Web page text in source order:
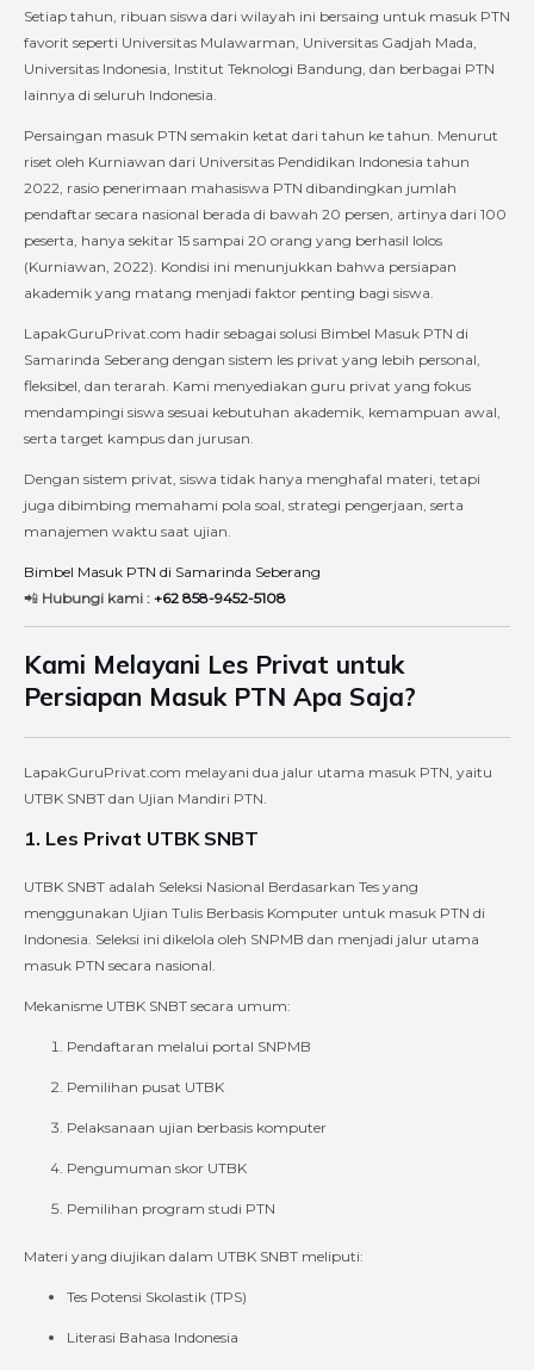
Setiap tahun, ribuan siswa dari wilayah ini bersaing untuk masuk PTN
favorit seperti Universitas Mulawarman, Universitas Gadjah Mada,
Universitas Indonesia, Institut Teknologi Bandung, dan berbagai PTN
lainnya di seluruh Indonesia.
Persaingan masuk PTN semakin ketat dari tahun ke tahun. Menurut
riset oleh Kurniawan dari Universitas Pendidikan Indonesia tahun
2022, rasio penerimaan mahasiswa PTN dibandingkan jumlah
pendaftar secara nasional berada di bawah 20 persen, artinya dari 100
peserta, hanya sekitar 15 sampai 20 orang yang berhasil lolos
(Kurniawan, 2022). Kondisi ini menunjukkan bahwa persiapan
akademik yang matang menjadi faktor penting bagi siswa.
LapakGuruPrivat.com hadir sebagai solusi Bimbel Masuk PTN di
Samarinda Seberang dengan sistem les privat yang lebih personal,
fleksibel, dan terarah. Kami menyediakan guru privat yang fokus
mendampingi siswa sesuai kebutuhan akademik, kemampuan awal,
serta target kampus dan jurusan.
Dengan sistem privat, siswa tidak hanya menghafal materi, tetapi
juga dibimbing memahami pola soal, strategi pengerjaan, serta
manajemen waktu saat ujian.
Bimbel Masuk PTN di Samarinda Seberang
📲 Hubungi kami : +62 858-9452-5108
Kami Melayani Les Privat untuk
Persiapan Masuk PTN Apa Saja?
LapakGuruPrivat.com melayani dua jalur utama masuk PTN, yaitu
UTBK SNBT dan Ujian Mandiri PTN.
1. Les Privat UTBK SNBT
UTBK SNBT adalah Seleksi Nasional Berdasarkan Tes yang
menggunakan Ujian Tulis Berbasis Komputer untuk masuk PTN di
Indonesia. Seleksi ini dikelola oleh SNPMB dan menjadi jalur utama
masuk PTN secara nasional.
Mekanisme UTBK SNBT secara umum:
Pendaftaran melalui portal SNPMB
Pemilihan pusat UTBK
Pelaksanaan ujian berbasis komputer
Pengumuman skor UTBK
Pemilihan program studi PTN
Materi yang diujikan dalam UTBK SNBT meliputi:
Tes Potensi Skolastik (TPS)
Literasi Bahasa Indonesia